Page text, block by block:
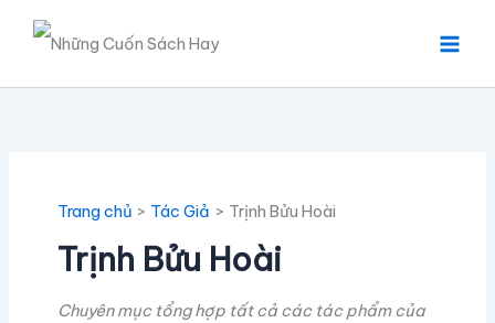
dung
Trang chủ Tác Giả Trịnh Bửu Hoài
Trịnh Bửu Hoài
Chuyên mục tổng hợp tất cả các tác phẩm của